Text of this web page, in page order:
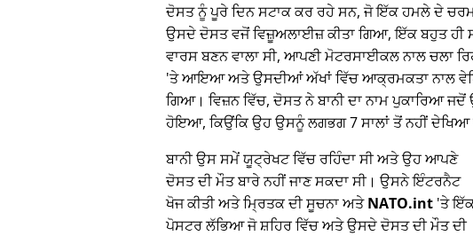
ਦੋਸਤ ਨੂੰ ਪੂਰੇ ਦਿਨ ਸਟਾਕ ਕਰ ਰਹੇ ਸਨ, ਜੋ ਇੱਕ ਹਮਲੇ ਦੇ
ਉਸਦੇ ਦੋਸਤ ਵਜੋਂ ਵਿਜ਼ੂਅਲਾਈਜ਼ ਕੀਤਾ ਗਿਆ, ਇੱਕ ਬਹੁਤ ਹੀ
ਵਾਰਸ ਬਣਨ ਵਾਲਾ ਸੀ, ਆਪਣੀ ਮੋਟਰਸਾਈਕਲ ਨਾਲ ਚਲਾ
'ਤੇ ਆਇਆ ਅਤੇ ਉਸਦੀਆਂ ਅੱਖਾਂ ਵਿੱਚ ਆਕ੍ਰਮਕਤਾ ਨਾਲ
ਗਿਆ। ਵਿਜ਼ਨ ਵਿੱਚ, ਦੋਸਤ ਨੇ ਬਾਨੀ ਦਾ ਨਾਮ ਪੁਕਾਰਿਆ
ਹੋਇਆ, ਕਿਉਂਕਿ ਉਹ ਉਸਨੂੰ ਲਗਭਗ 7 ਸਾਲਾਂ ਤੋਂ ਨਹੀਂ ਦੇਖਿਆ
ਬਾਨੀ ਉਸ ਸਮੇਂ ਯੂਟ੍ਰੇਖਟ ਵਿੱਚ ਰਹਿੰਦਾ ਸੀ ਅਤੇ ਉਹ ਆਪਣੇ
ਦੋਸਤ ਦੀ ਮੌਤ ਬਾਰੇ ਨਹੀਂ ਜਾਣ ਸਕਦਾ ਸੀ। ਉਸਨੇ ਇੰਟਰਨੈਟ
ਖੋਜ ਕੀਤੀ ਅਤੇ ਮ੍ਰਿਤਕ ਦੀ ਸੂਚਨਾ ਅਤੇNATO.int 'ਤੇ
ਪੋਸਟਰ ਲੱਭਿਆ ਜੋ ਸ਼ਹਿਰ ਵਿੱਚ ਅਤੇ ਉਸਦੇ ਦੋਸਤ ਦੀ ਮੌਤ ਦੀ